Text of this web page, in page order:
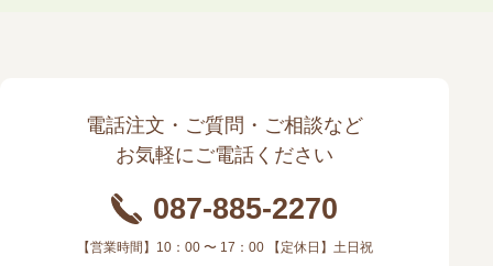
電話注文・ご質問・ご相談など
お気軽にご電話ください
087-885-2270
【営業時間】10：00 〜 17：00 【定休日】土日祝